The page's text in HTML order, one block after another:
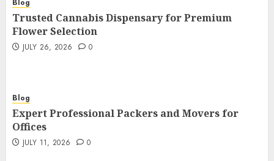
Blog
Trusted Cannabis Dispensary for Premium
Flower Selection
JULY 26, 2026 0
Blog
Expert Professional Packers and Movers for
Offices
JULY 11, 2026 0